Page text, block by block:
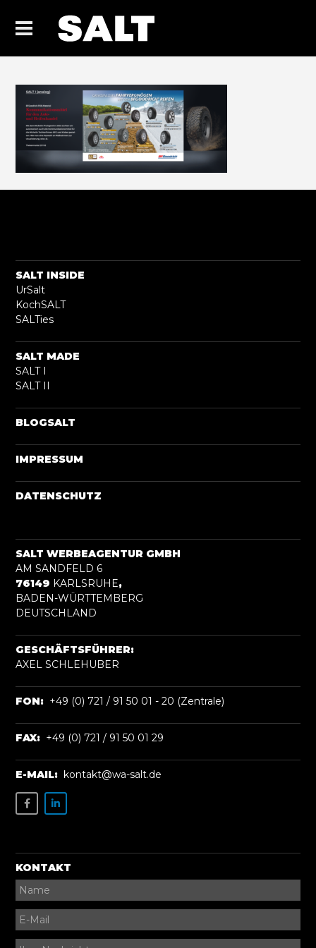
SALT INSIDE
UrSalt
KochSALT
SALTies
SALT MADE
SALT I
SALT II
BLOGSALT
IMPRESSUM
DATENSCHUTZ
SALT WERBEAGENTUR GMBH
AM SANDFELD 6
76149 KARLSRUHE,
BADEN-WÜRTTEMBERG
DEUTSCHLAND
GESCHÄFTSFÜHRER:
AXEL SCHLEHUBER
FON: +49 (0) 721 / 91 50 01 - 20 (Zentrale)
FAX: +49 (0) 721 / 91 50 01 29
E-MAIL: kontakt@wa-salt.de
KONTAKT